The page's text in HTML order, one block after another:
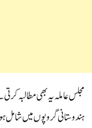
مجلس عاملہ یہ بھی مطالبہ
ہندوستانی گروپوں میں شامل